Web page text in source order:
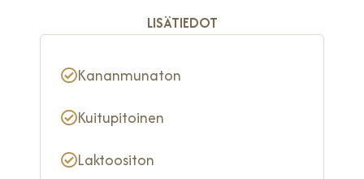
LISÄTIEDOT
Kananmunaton
Kuitupitoinen
Laktoositon